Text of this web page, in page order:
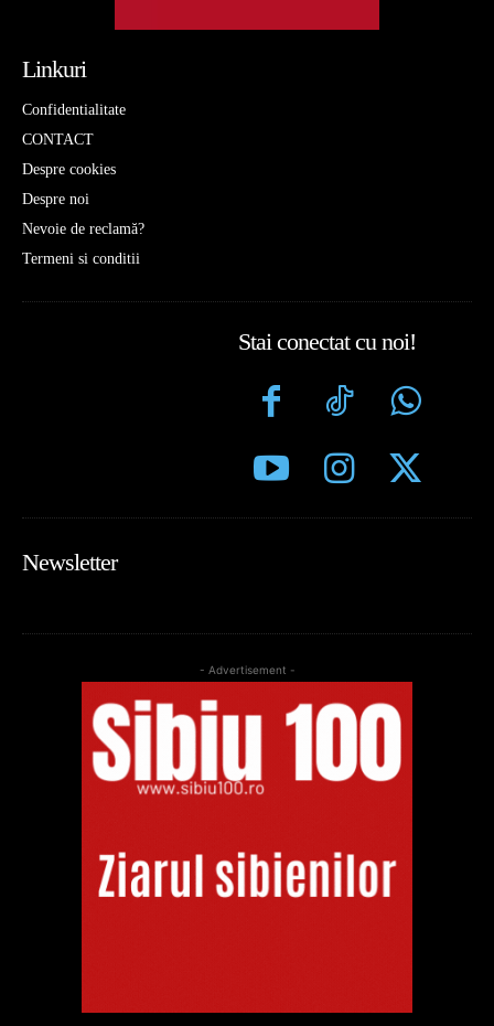
Linkuri
Confidentialitate
CONTACT
Despre cookies
Despre noi
Nevoie de reclamă?
Termeni si conditii
Stai conectat cu noi!
Newsletter
- Advertisement -